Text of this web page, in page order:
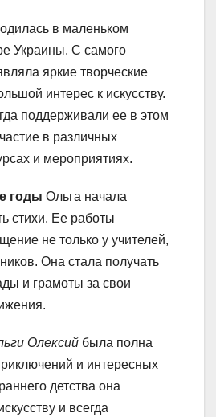
в маленьком
Украины. С самого
яркие творческие
интерес к искусству.
поддерживали ее в этом
в различных
и мероприятиях.
годы Ольга начала
стихи. Ее работы
не только у учителей,
Она стала получать
и грамоты за свои
Олексий была полна
и интересных
детства она
и всегда